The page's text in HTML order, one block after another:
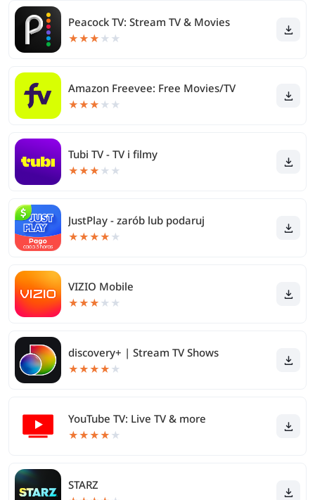
Peacock TV: Stream TV & Movies
★★★ ★ ★
Amazon Freevee: Free Movies/TV
★★★ ★ ★
Tubi TV - TV i filmy
★★★ ★ ★
JustPlay - zarób lub podaruj
★★★★ ★
VIZIO Mobile
★★★ ★ ★
discovery+ | Stream TV Shows
★★★★ ★
YouTube TV: Live TV & more
★★★★ ★
STARZ